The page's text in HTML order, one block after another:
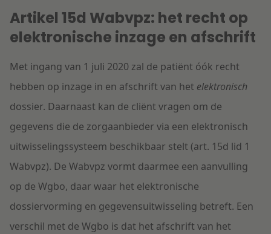
Artikel 15d Wabvpz: het recht op
elektronische inzage en afschrift
Met ingang van 1 juli 2020 zal de patiënt óók recht
hebben op inzage in en afschrift van het elektronisch
dossier. Daarnaast kan de cliënt vragen om de
gegevens die de zorgaanbieder via een elektronisch
uitwisselingssysteem beschikbaar stelt (art. 15d lid 1
Wabvpz). De Wabvpz vormt daarmee een aanvulling
op de Wgbo, daar waar het elektronische
dossiervorming en gegevensuitwisseling betreft. Een
verschil met de Wgbo is dat het afschrift van het